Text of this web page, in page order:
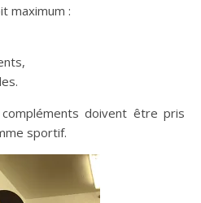
maximum :
doivent être pris
sportif.